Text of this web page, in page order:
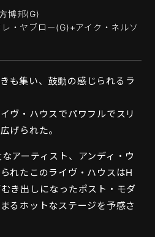
博邦(G)
・ヤブロー(G)+アイク・ネルソ
も集い、鼓動の感じられるラ
ヴ・ハウスでパワフルでスリ
げられた。
アーティスト、アンディ・ウ
れたこのライヴ・ハウスはH
き出しになったポスト・モダ
るホットなステージを予感さ